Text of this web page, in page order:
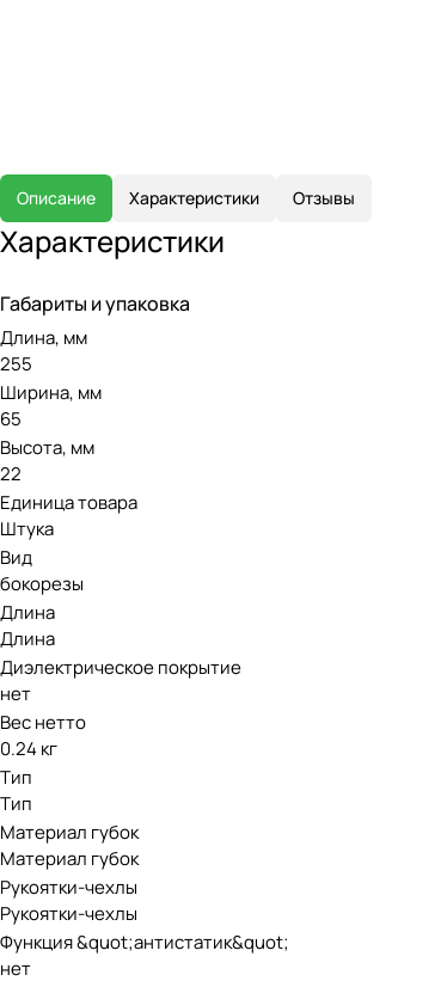
Описание Характеристики Отзывы
Характеристики
Габариты и упаковка
Длина, мм
255
Ширина, мм
65
Высота, мм
22
Единица товара
Штука
Вид
бокорезы
Длина
Длина
Диэлектрическое покрытие
нет
Вес нетто
0.24 кг
Тип
Тип
Материал губок
Материал губок
Рукоятки-чехлы
Рукоятки-чехлы
Функция &quot;антистатик&quot;
нет